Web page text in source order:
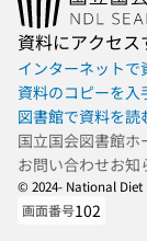
資料にアクセ
インターネットで
資料のコピーを入
図書館で資料を読
国立国会図書館ホ
お問い合わせお知
© 2024- National
画面番号102